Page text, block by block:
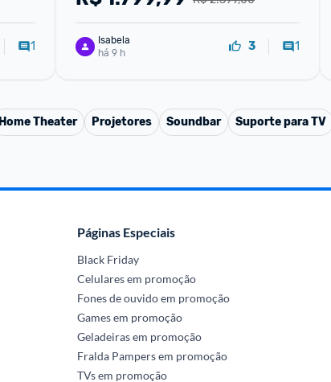
1
Isabela
há 9 h
3 1
Home Theater Projetores Soundbar Suporte para TV
Páginas Especiais
Black Friday
Celulares em promoção
Fones de ouvido em promoção
Games em promoção
Geladeiras em promoção
Fralda Pampers em promoção
TVs em promoção